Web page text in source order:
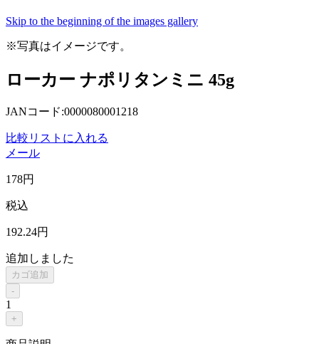
Skip to the beginning of the images gallery
※写真はイメージです。
ローカー ナポリタンミニ 45g
JANコード:0000080001218
比較リストに入れる
メール
178円
税込
192.24円
追加しました
カゴ追加
-
1
+